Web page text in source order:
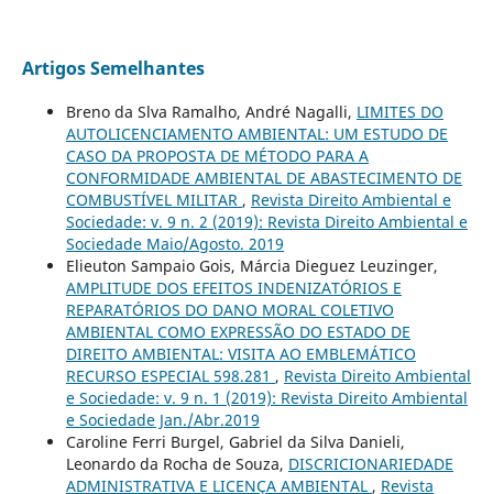
Artigos Semelhantes
Breno da Slva Ramalho, André Nagalli, LIMITES DO
AUTOLICENCIAMENTO AMBIENTAL: UM ESTUDO DE
CASO DA PROPOSTA DE MÉTODO PARA A
CONFORMIDADE AMBIENTAL DE ABASTECIMENTO DE
COMBUSTÍVEL MILITAR , Revista Direito Ambiental e
Sociedade: v. 9 n. 2 (2019): Revista Direito Ambiental e
Sociedade Maio/Agosto. 2019
Elieuton Sampaio Gois, Márcia Dieguez Leuzinger,
AMPLITUDE DOS EFEITOS INDENIZATÓRIOS E
REPARATÓRIOS DO DANO MORAL COLETIVO
AMBIENTAL COMO EXPRESSÃO DO ESTADO DE
DIREITO AMBIENTAL: VISITA AO EMBLEMÁTICO
RECURSO ESPECIAL 598.281 , Revista Direito Ambiental
e Sociedade: v. 9 n. 1 (2019): Revista Direito Ambiental
e Sociedade Jan./Abr.2019
Caroline Ferri Burgel, Gabriel da Silva Danieli,
Leonardo da Rocha de Souza, DISCRICIONARIEDADE
ADMINISTRATIVA E LICENÇA AMBIENTAL , Revista